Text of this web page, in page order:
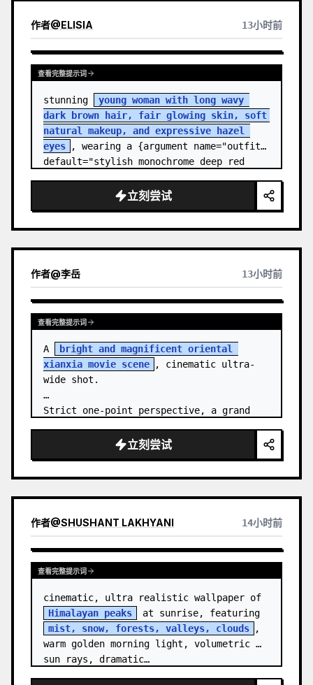
作者@ELISIA 13小时前
查看完整提示词
stunning
young woman with long wavy
dark brown hair, fair glowing skin, soft
natural makeup, and expressive hazel
eyes
, wearing a {argument name="outfit"
default="stylish monochrome deep red
立刻尝试
作者@李岳 13小时前
查看完整提示词
A
bright and magnificent oriental
xianxia movie scene
, cinematic ultra-
wide shot.
Strict one-point perspective, a grand
golden jade, passing through the sea of
clouds from the bottom…
立刻尝试
作者@SHUSHANT LAKHYANI 14小时前
查看完整提示词
Himalayan peaks
mist, snow, forests, valleys, clouds
,
warm golden morning light, volumetric
sun rays, dramatic…